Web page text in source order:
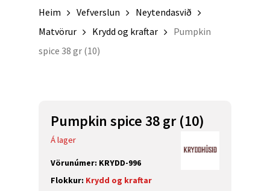
Heim Vefverslun
Neytendasvið
Matvörur
Krydd og kraftar
Pumpkin
spice 38 gr (10)
Pumpkin spice 38 gr (10)
Á lager
Vörunúmer: KRYDD-996
Flokkur: Krydd og kraftar